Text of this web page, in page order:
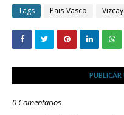
Tags Pais-Vasco
0 Comentarios